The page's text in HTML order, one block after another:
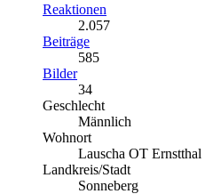
Reaktionen
2.057
Beiträge
585
Bilder
34
Geschlecht
Männlich
Wohnort
Lauscha OT Ernstthal
Landkreis/Stadt
Sonneberg